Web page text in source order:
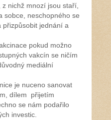
nichž mnozí jsou staří,
sobce, neschopného se
přizpůsobit jednání a
pokud možno
vakcín se ničím
mediální
je nuceno sanovat
dílem přijetím
se nám podařilo
investic.